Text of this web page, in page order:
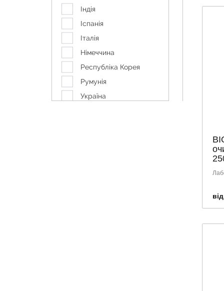
NEEDLY
NOREVA
NUXE
RILASTIL
SVR
TOPICREM
URIAGE
Індія
Іспанія
Італія
Німеччина
Республіка Корея
Румунія
Україна